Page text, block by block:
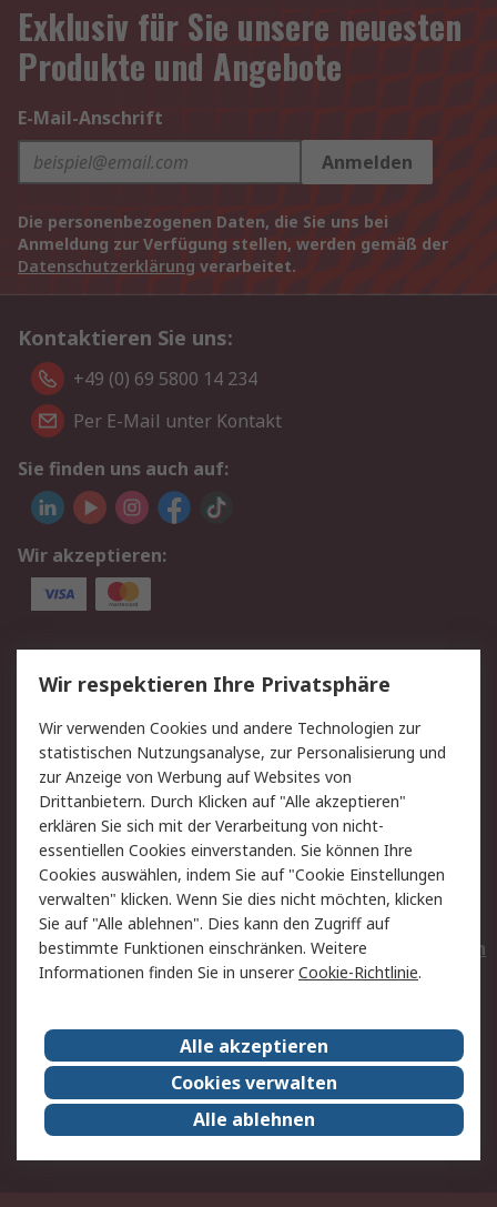
Exklusiv für Sie unsere neuesten
Produkte und Angebote
E-Mail-Anschrift
Anmelden
Die personenbezogenen Daten, die Sie uns bei
Anmeldung zur Verfügung stellen, werden gemäß der
Datenschutzerklärung verarbeitet.
Kontaktieren Sie uns:
+49 (0) 69 5800 14 234
Per E-Mail unter Kontakt
Sie finden uns auch auf:
Wir akzeptieren:
Service
Value Added Services
Lieferlösungen
Rücksendungen
Kontakt
Hilfe
Privatkunden
Rechtliches
AGB
Datenschutz
Cookie-Richtlinie
Zahlungsbedingungen
Copyright/Impressum
Entsorgung
Elektrogeräte/Batterien
RS weltweit
Karriere bei RS
Nachhaltigkeit
Qualität/Umwelt/ZertifikatePresse-Center
Event-Center
Wir respektieren Ihre Privatsphäre
Wir verwenden Cookies und andere Technologien zur
statistischen Nutzungsanalyse, zur Personalisierung und
zur Anzeige von Werbung auf Websites von
Drittanbietern. Durch Klicken auf "Alle akzeptieren"
erklären Sie sich mit der Verarbeitung von nicht-
essentiellen Cookies einverstanden. Sie können Ihre
Cookies auswählen, indem Sie auf "Cookie Einstellungen
verwalten" klicken. Wenn Sie dies nicht möchten, klicken
Sie auf "Alle ablehnen". Dies kann den Zugriff auf
bestimmte Funktionen einschränken. Weitere
Informationen finden Sie in unsererCookie-Richtlinie.
Alle akzeptieren
Cookies verwalten
Alle ablehnen